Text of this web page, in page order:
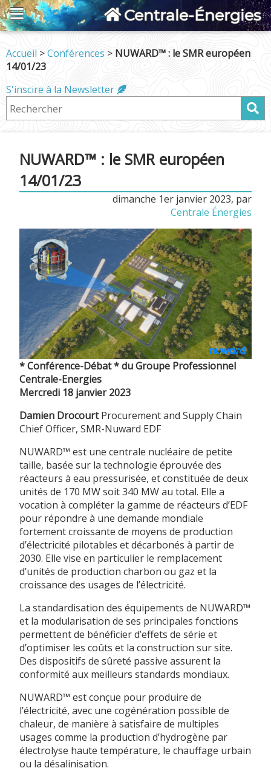
Centrale-Énergies
Accueil >Conférences > NUWARD™ : le SMR européen
14/01/23
S'inscire à la Newsletter
NUWARD™ : le SMR européen
14/01/23
dimanche 1er janvier 2023, par
Centrale Énergies
* Conférence-Débat * du Groupe Professionnel
Centrale-Energies
Mercredi 18 janvier 2023
Damien DrocourtProcurement and Supply Chain
Chief Officer, SMR-Nuward EDF
NUWARD™ est une centrale nucléaire de petite
taille, basée sur la technologie éprouvée des
réacteurs à eau pressurisée, et constituée de deux
unités de 170 MW soit 340 MW au total. Elle a
vocation à compléter la gamme de réacteurs d’EDF
pour répondre à une demande mondiale
fortement croissante de moyens de production
d’électricité pilotables et décarbonés à partir de
2030. Elle vise en particulier le remplacement
d’unités de production charbon ou gaz et la
croissance des usages de l’électricité.
La standardisation des équipements de NUWARD™
et la modularisation de ses principales fonctions
permettent de bénéficier d’effets de série et
d’optimiser les coûts et la construction sur site.
Des dispositifs de sûreté passive assurent la
conformité aux meilleurs standards mondiaux.
NUWARD™ est conçue pour produire de
l’électricité, avec une cogénération possible de
chaleur, de manière à satisfaire de multiples
usages comme la production d’hydrogène par
électrolyse haute température, le chauffage urbain
ou la désalinisation.